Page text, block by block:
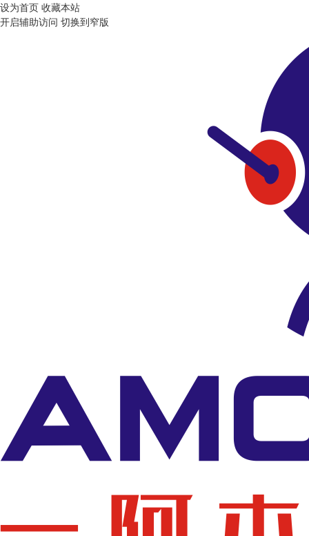
设为首页 收藏本站
开启辅助访问 切换到窄版